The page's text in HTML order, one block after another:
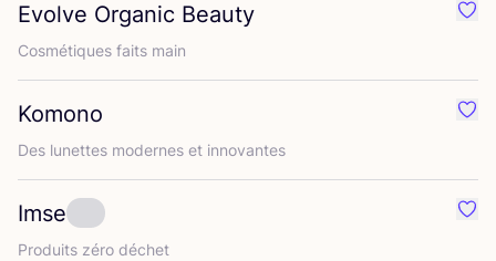
Evolve Organic Beauty
Cos­mé­tiques faits main
Komono
Des lunettes modernes et innovantes
Imse
Pro­duits zéro déchet